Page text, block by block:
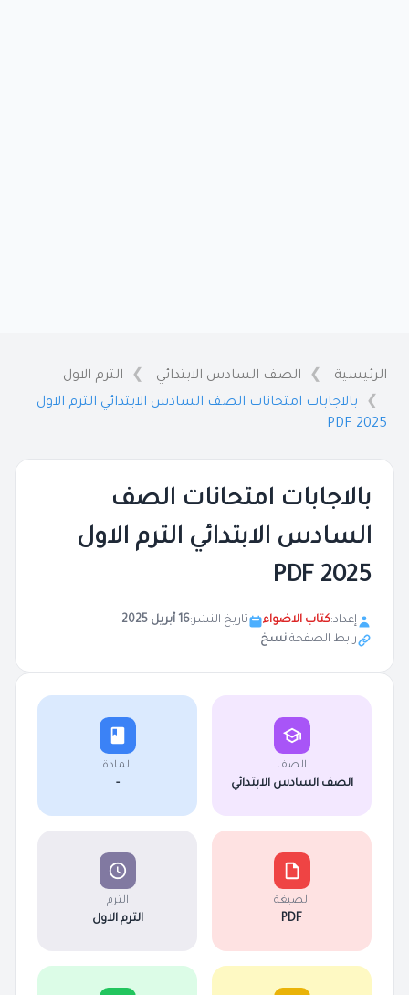
الرئيسية الصف السادس الابتدائي
الترم الاول
بالاجابات امتحانات الصف السادس الابتدائي الترم الاول
2025 PDF
بالاجابات امتحانات الصف
السادس الابتدائي الترم الاول
2025 PDF
إعداد:كتاب الاضواء تاريخ النشر:16 أبريل 2025
رابط الصفحة:نسخ
الصف
الصف السادس الابتدائي
المادة
-
الصيغة
PDF
الترم
الترم الاول